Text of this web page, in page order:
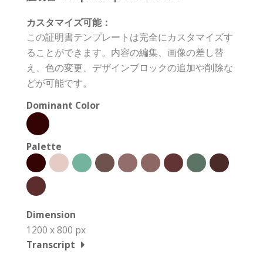
カスタマイズ可能：
この証明書テンプレートは完全にカスタマイズす
ることができます。内容の編集、画像の差し替
え、色の変更、デザインブロックの追加や削除な
どが可能です。
Dominant Color
Palette
Dimension
1200 x 800 px
Transcript